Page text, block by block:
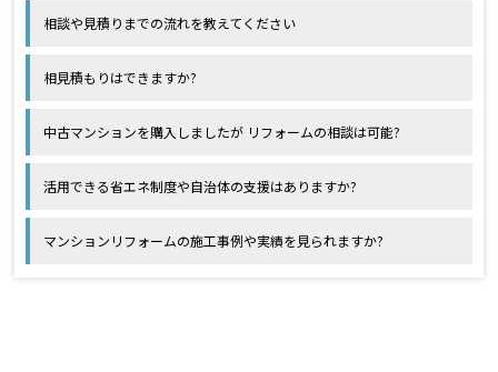
相談や見積りまでの流れを教えてください
相見積もりはできますか?
中古マンションを購入しましたが リフォームの相談は可能?
活用できる省エネ制度や自治体の支援はありますか?
マンションリフォームの施工事例や実績を見られますか?